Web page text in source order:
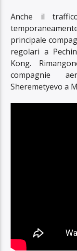
Anche il
principale
regolari a
Kong.
compagnie
Sheremetyevo a